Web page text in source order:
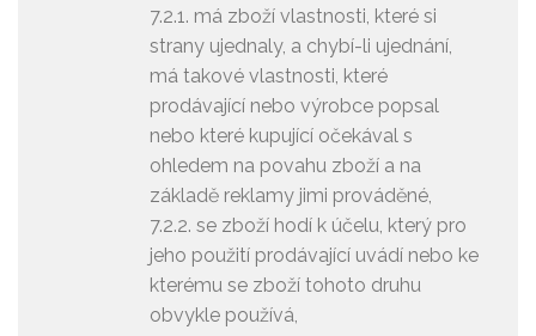
7.2.1. má zboží vlastnosti, které si
strany ujednaly, a chybí-li ujednání,
má takové vlastnosti, které
prodávající nebo výrobce popsal
nebo které kupující očekával s
ohledem na povahu zboží a na
základě reklamy jimi prováděné,
7.2.2. se zboží hodí k účelu, který pro
jeho použití prodávající uvádí nebo ke
kterému se zboží tohoto druhu
obvykle používá,